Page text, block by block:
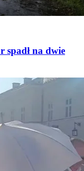
spadł na dwie